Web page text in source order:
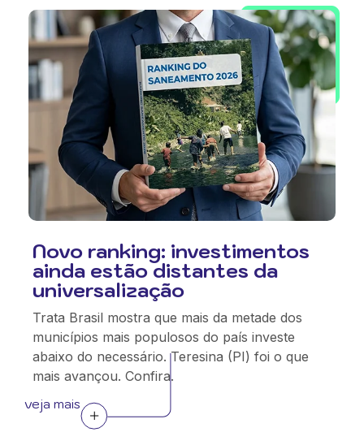
Novo ranking: investimentos
ainda estão distantes da
universalização
Trata Brasil mostra que mais da metade dos
municípios mais populosos do país investe
abaixo do necessário. Teresina (PI) foi o que
mais avançou. Confira.
veja mais